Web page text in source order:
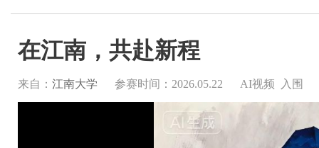
在江南，共赴新程
来自： 江南大学 参赛时间：2026.05.22 AI视频 入围